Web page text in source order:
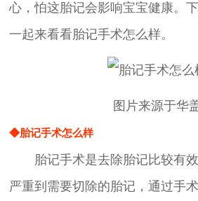
心，怕这胎记会影响宝宝健康。
一起来看看胎记手术怎么样。
图片来源于华
◆胎记手术怎么样
胎记手术是去除胎记比较有效
严重到需要切除的胎记，通过手